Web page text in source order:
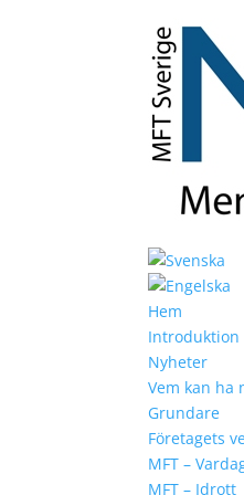
Hem
Introduktion
Nyheter
Vem kan ha
Grundare
Företagets
MFT –
MFT – Idrott